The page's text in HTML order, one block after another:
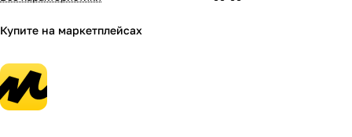
Купите на маркетплейсах